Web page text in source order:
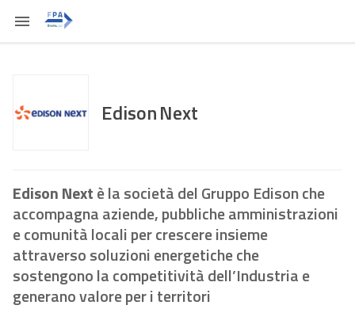
Edison Next
Edison Nextè la società del Gruppo Edison che
accompagna aziende, pubbliche amministrazioni
e comunità locali per crescere insieme
attraverso soluzioni energetiche che
sostengono la competitività dell’Industria e
generano valore per i territori